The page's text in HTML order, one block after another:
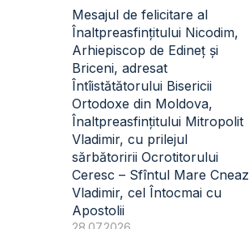
Mesajul de felicitare al
Înaltpreasfințitului Nicodim,
Arhiepiscop de Edineț și
Briceni, adresat
Întîistătătorului Bisericii
Ortodoxe din Moldova,
Înaltpreasfințitului Mitropolit
Vladimir, cu prilejul
sărbătoririi Ocrotitorului
Ceresc – Sfîntul Mare Cneaz
Vladimir, cel Întocmai cu
Apostolii